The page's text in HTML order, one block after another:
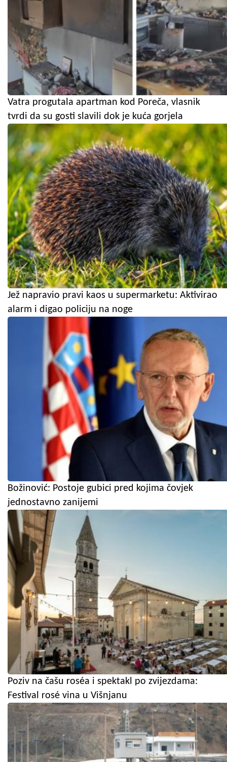
Vatra progutala apartman kod Poreča, vlasnik
tvrdi da su gosti slavili dok je kuća gorjela
Jež napravio pravi kaos u supermarketu: Aktivirao
alarm i digao policiju na noge
Božinović: Postoje gubici pred kojima čovjek
jednostavno zanijemi
Poziv na čašu roséa i spektakl po zvijezdama:
Festival rosé vina u Višnjanu